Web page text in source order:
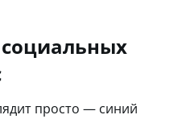
просто — синий